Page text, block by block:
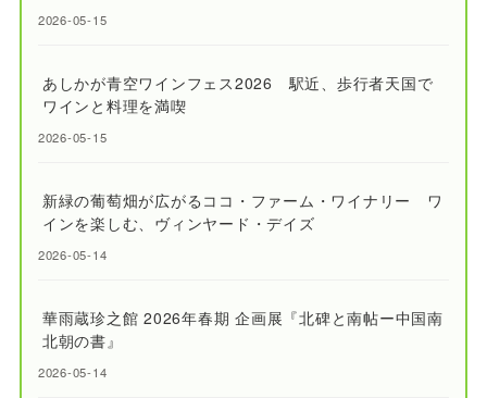
2026-05-15
あしかが青空ワインフェス2026 駅近、歩行者天国で
ワインと料理を満喫
2026-05-15
新緑の葡萄畑が広がるココ・ファーム・ワイナリー ワ
インを楽しむ、ヴィンヤード・デイズ
2026-05-14
華雨蔵珍之館 2026年春期 企画展『北碑と南帖ー中国南
北朝の書』
2026-05-14